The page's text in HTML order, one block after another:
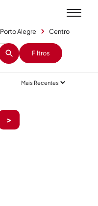
Porto Alegre Centro
+1 Filtros
>